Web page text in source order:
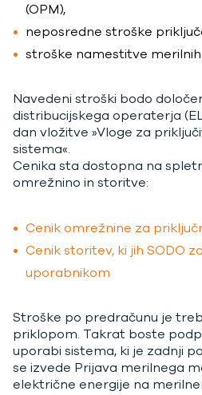
(OPM),
neposredne stroške
stroške namestitve
Navedeni stroški bodo
distribucijskega operaterja
dan vložitve »Vloge za
sistema«.
Cenika sta dostopna na
omrežnino in storitve:
Cenik omrežnine za
Cenik storitev, ki jih SODO
uporabnikom
Stroške po predračunu je
priklopom. Takrat boste
uporabi sistema, ki je zadnji
se izvede Prijava merilnega
električne energije na